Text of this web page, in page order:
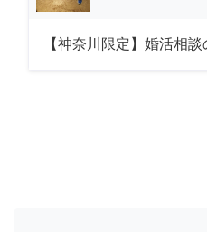
【神奈川限定】婚活相